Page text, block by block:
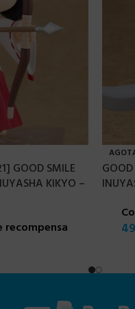
GOOD SMILE
KIKYO –
recompensa